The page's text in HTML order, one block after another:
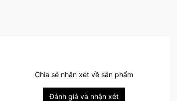
Chia sẻ nhận xét về sản phẩm
Đánh giá và nhận xét